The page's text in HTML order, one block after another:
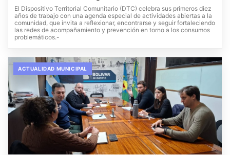
El Dispositivo Territorial Comunitario (DTC) celebra sus primeros diez
años de trabajo con una agenda especial de actividades abiertas a la
comunidad, que invita a reflexionar, encontrarse y seguir fortaleciendo
las redes de acompañamiento y prevención en torno a los consumos
problemáticos.-
ACTUALIDAD MUNICIPAL